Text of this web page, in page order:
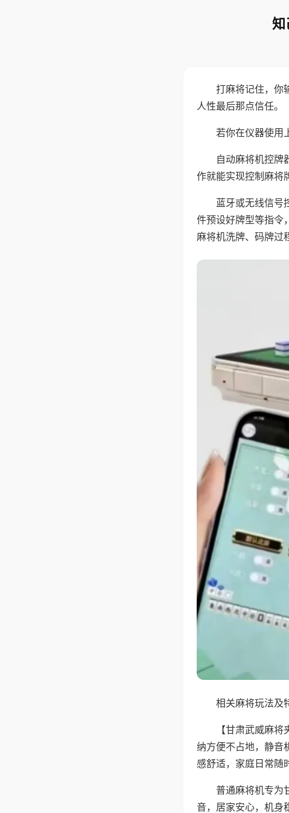
知
打麻将记住，你
人性最后那点信任。
若你在仪器使用
自动麻将机控牌
作就能实现控制麻将
蓝牙或无线信号
件预设好牌型等指令
麻将机洗牌、码牌过
相关麻将玩法及
【甘肃武威麻
纳方便不占地，静音
感舒适，家庭日常随
普通麻将机专为
音，居家安心，机身